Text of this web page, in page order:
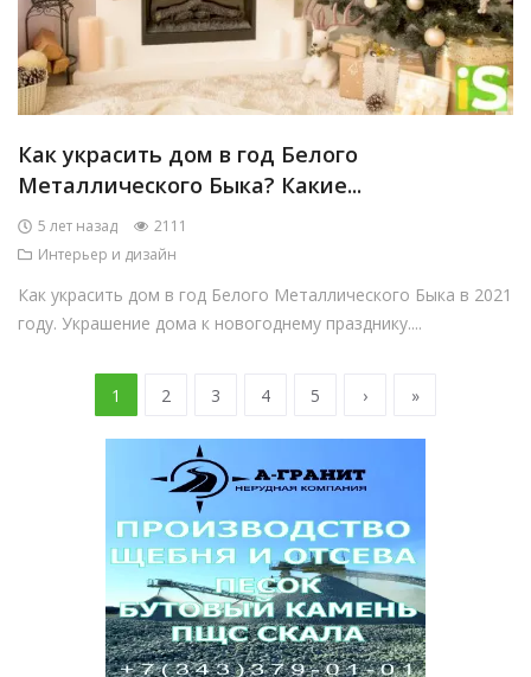
Как украсить дом в год Белого
Металлического Быка? Какие...
5 лет назад
2111
Интерьер и дизайн
Как украсить дом в год Белого Металлического Быка в 2021
году. Украшение дома к новогоднему празднику....
1 2 3 4 5 › »